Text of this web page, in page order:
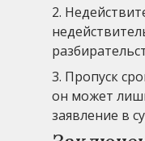
2.
3. Пропуск
он может
заявление в